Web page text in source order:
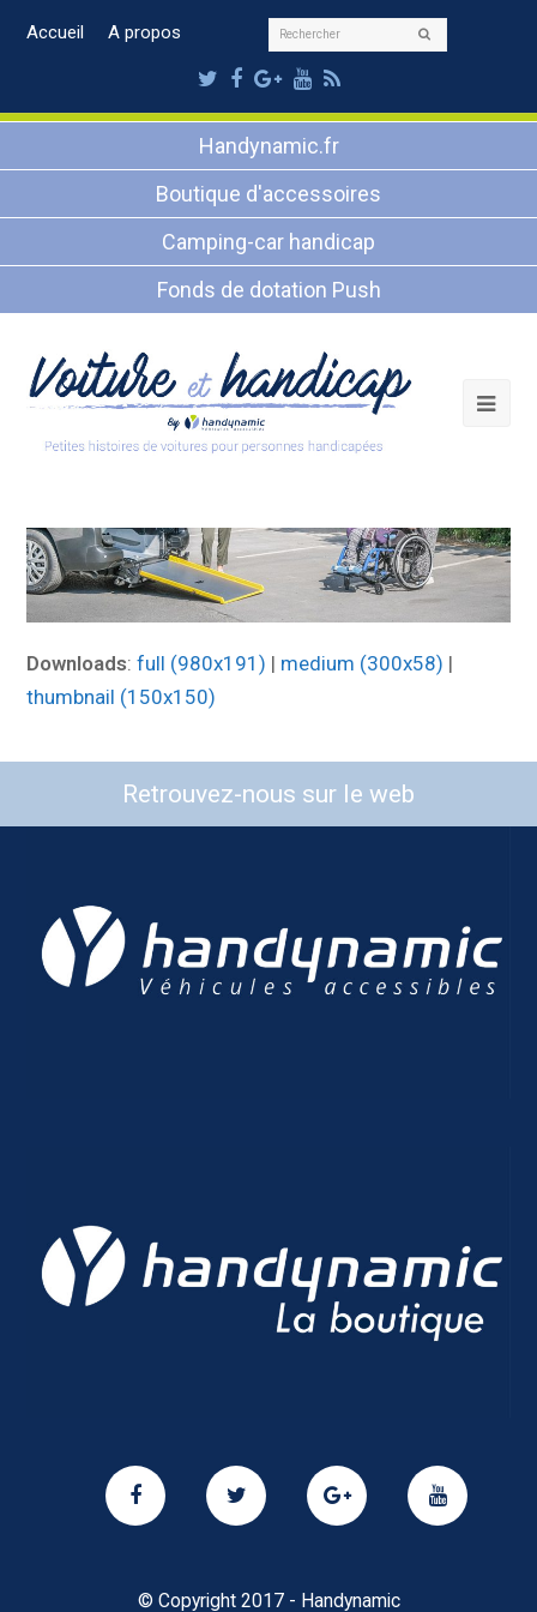
Accueil A propos Rechercher
Twitter
Facebook
Google
Plus
Youtube
RSS
Handynamic.fr
Boutique d'accessoires
Camping-car handicap
Fonds de dotation Push
Downloads:full (980x191) | medium (300x58) |
thumbnail (150x150)
Retrouvez-nous sur le web
© Copyright 2017 - Handynamic